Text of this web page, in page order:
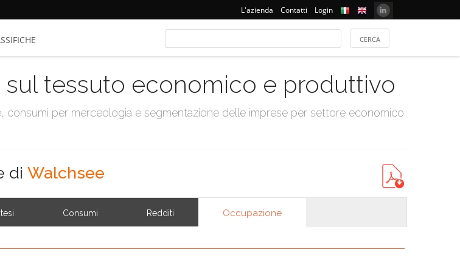
L'azienda Contatti Login
sul tessuto economico e produttivo
per merceologia e segmentazione delle imprese per settore economico
di Walchsee
Consumi Redditi Occupazione